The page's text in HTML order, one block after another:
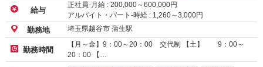
給与
正社員-月給 : 200,000～600,000円
アルバイト・パート-時給 : 1,260～3,000円
勤務地 埼玉県越谷市 蒲生駅
勤務時間
【月～金】9：00～20：00 交代制 【土】 9：00～
20：00 【…